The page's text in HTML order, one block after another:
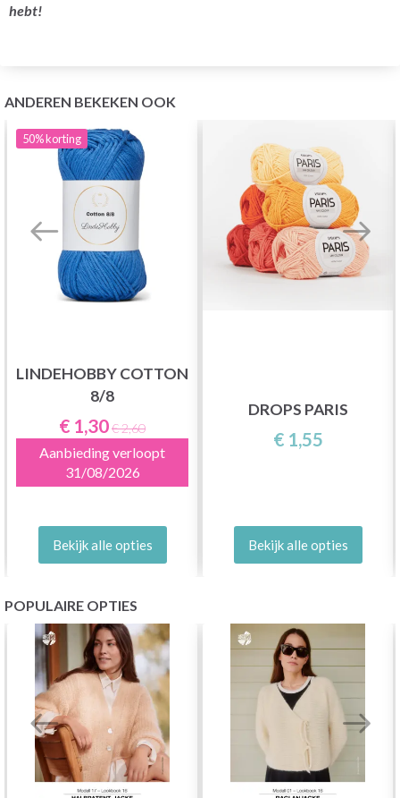
hebt!
ANDEREN BEKEKEN OOK
50%korting
LINDEHOBBY COTTON
8/8
€ 1,30€ 2,60
Aanbieding verloopt
31/08/2026
Bekijk alle opties
DROPS PARIS
€ 1,55
Bekijk alle opties
POPULAIRE OPTIES